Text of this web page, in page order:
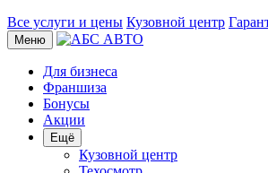
Все услуги и цены Кузовной центр
Меню
Для бизнеса
Франшиза
Бонусы
Акции
Ещё
Кузовной центр